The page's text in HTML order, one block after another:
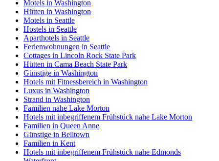
Motels in Washington
Hütten in Washington
Motels in Seattle
Hostels in Seattle
Aparthotels in Seattle
Ferienwohnungen in Seattle
Cottages in Lincoln Rock State Park
Hütten in Cama Beach State Park
Günstige in Washington
Hotels mit Fitnessbereich in Washington
Luxus in Washington
Strand in Washington
Familien nahe Lake Morton
Hotels mit inbegriffenem Frühstück nahe Lake Morton
Familien in Queen Anne
Günstige in Belltown
Familien in Kent
Hotels mit inbegriffenem Frühstück nahe Edmonds